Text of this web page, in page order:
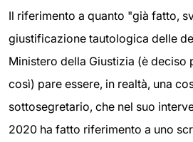
Il riferimento a quanto "già fatto,
giustificazione tautologica delle
Ministero della Giustizia (è deciso
così) pare essere, in realtà, una
sottosegretario, che nel suo
2020 ha fatto riferimento a uno